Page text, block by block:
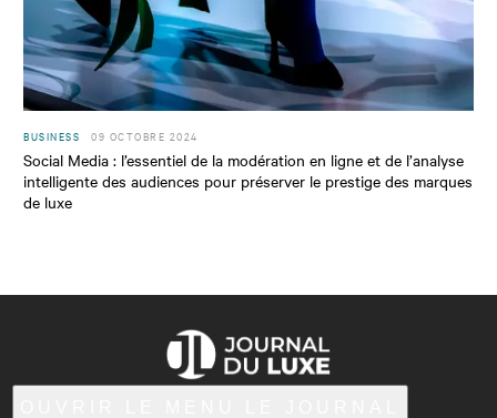
BUSINESS 09 OCTOBRE 2024
Social Media : l’essentiel de la modération en ligne et de l’analyse
intelligente des audiences pour préserver le prestige des marques
de luxe